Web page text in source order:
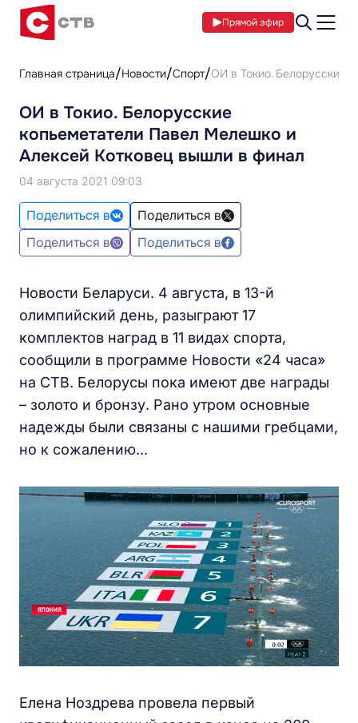
Прямой эфир
Главная страница Новости Спорт ​ОИ в Токио. Белорусские
​ОИ в Токио. Белорусские
копьеметатели Павел Мелешко и
Алексей Котковец вышли в финал
04 августа 2021 09:03
Поделиться в
Поделиться в
Поделиться в
Поделиться в
Новости Беларуси. 4 августа, в 13-й
олимпийский день, разыграют 17
комплектов наград в 11 видах спорта,
сообщили в программе Новости «24 часа»
на СТВ. Белорусы пока имеют две награды
– золото и бронзу. Рано утром основные
надежды были связаны с нашими гребцами,
но к сожалению...
Елена Ноздрева провела первый